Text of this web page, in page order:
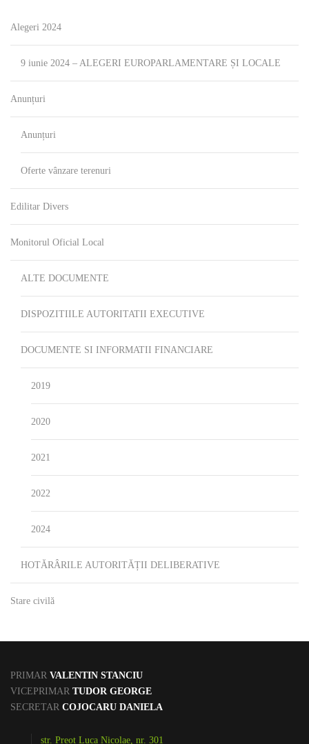
Alegeri 2024
9 iunie 2024 – ALEGERI EUROPARLAMENTARE ȘI LOCALE
Anunțuri
Anunțuri
Oferte vânzare terenuri
Edilitar Divers
Monitorul Oficial Local
ALTE DOCUMENTE
DISPOZITIILE AUTORITATII EXECUTIVE
DOCUMENTE SI INFORMATII FINANCIARE
2019
2020
2021
2022
2024
HOTĂRÂRILE AUTORITĂȚII DELIBERATIVE
Stare civilă
PRIMAR VALENTIN STANCIU
VICEPRIMAR TUDOR GEORGE
SECRETAR COJOCARU DANIELA
str. Preot Luca Nicolae, nr. 301